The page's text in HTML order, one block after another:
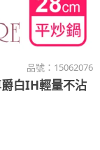
品號： 15062076
白IH輕量不沾